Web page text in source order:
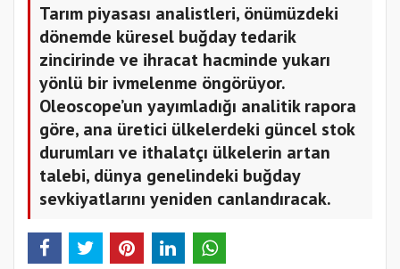
Tarım piyasası analistleri, önümüzdeki
dönemde küresel buğday tedarik
zincirinde ve ihracat hacminde yukarı
yönlü bir ivmelenme öngörüyor.
Oleoscope’un yayımladığı analitik rapora
göre, ana üretici ülkelerdeki güncel stok
durumları ve ithalatçı ülkelerin artan
talebi, dünya genelindeki buğday
sevkiyatlarını yeniden canlandıracak.